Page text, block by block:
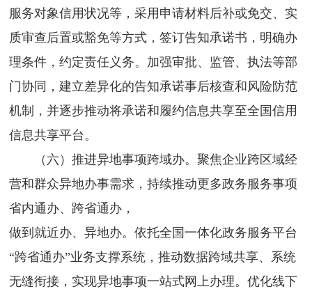
服务对象信用状况等，采用申请材料后补或免交、实
质审查后置或豁免等方式，签订告知承诺书，明确办
理条件，约定责任义务。加强审批、监管、执法等部
门协同，建立差异化的告知承诺事后核查和风险防范
机制，并逐步推动将承诺和履约信息共享至全国信用
信息共享平台。
（六）推进异地事项跨域办。聚焦企业跨区域经
营和群众异地办事需求，持续推动更多政务服务事项
省内通办、跨省通办，
做到就近办、异地办。依托全国一体化政务服务平台
“跨省通办”业务支撑系统，推动数据跨域共享、系统
无缝衔接，实现异地事项一站式网上办理。优化线下